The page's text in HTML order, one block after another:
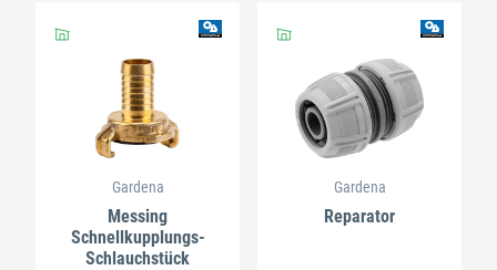
Gardena
Messing
Schnellkupplungs-
Schlauchstück
Gardena
Reparator